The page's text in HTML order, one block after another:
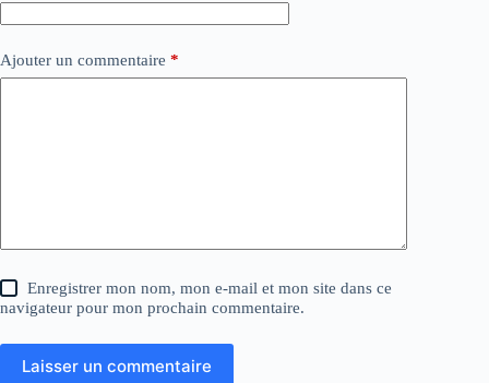
Ajouter un commentaire *
Enregistrer mon nom, mon e-mail et mon site dans ce
navigateur pour mon prochain commentaire.
Laisser un commentaire